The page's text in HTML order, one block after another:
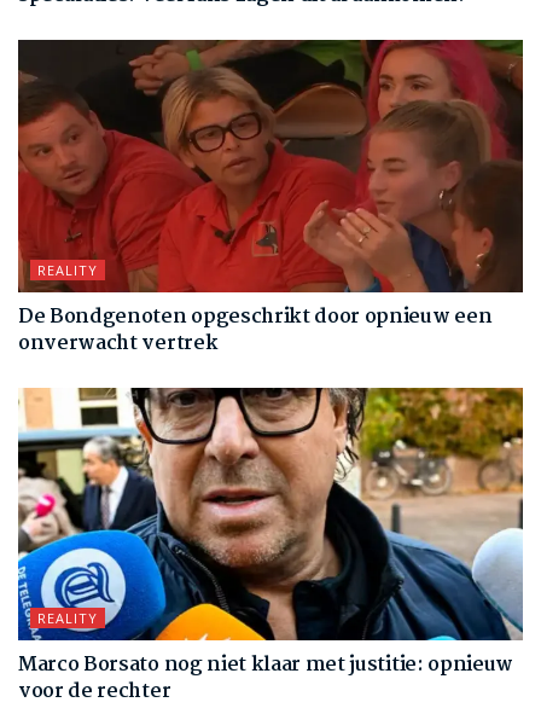
REALITY
De Bondgenoten opgeschrikt door opnieuw een
onverwacht vertrek
REALITY
Marco Borsato nog niet klaar met justitie: opnieuw
voor de rechter